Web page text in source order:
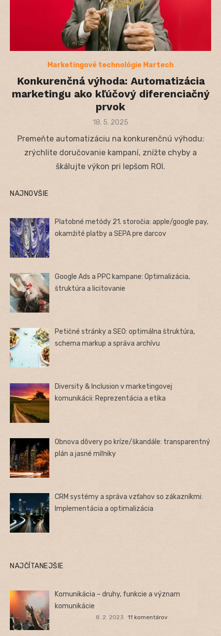
Marketingové technológie Martech
Konkurenčná výhoda: Automatizácia
marketingu ako kľúčový diferenciačný
prvok
Posted
18. 5. 2025
Premeňte automatizáciu na konkurenčnú výhodu:
zrýchlite doručovanie kampaní, znížte chyby a
škálujte výkon pri lepšom ROI.
NAJNOVŠIE
Platobné metódy 21. storočia: apple/google pay,
okamžité platby a SEPA pre darcov
Google Ads a PPC kampane: Optimalizácia,
štruktúra a licitovanie
Petičné stránky a SEO: optimálna štruktúra,
schema markup a správa archívu
Diversity & Inclusion v marketingovej
komunikácii: Reprezentácia a etika
Obnova dôvery po kríze/škandále: transparentný
plán a jasné míľniky
CRM systémy a správa vzťahov so zákazníkmi:
Implementácia a optimalizácia
NAJČÍTANEJŠIE
Komunikácia – druhy, funkcie a význam
komunikácie
8. 2. 2023 11 komentárov